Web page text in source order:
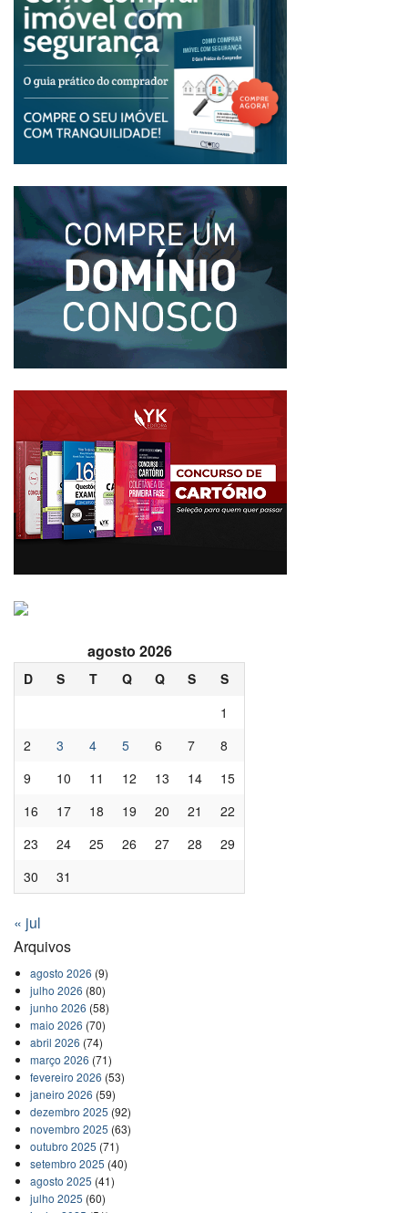
agosto 2026
D S T Q Q S
S
1
2
3 4 5 6 7
8
9
10 11 12 13 14
15
16
17 18 19 20 21
22
23
24 25 26 27 28
29
30
31
« jul
Arquivos
agosto 2026 (9)
julho 2026 (80)
junho 2026 (58)
maio 2026 (70)
abril 2026 (74)
março 2026 (71)
fevereiro 2026 (53)
janeiro 2026 (59)
dezembro 2025 (92)
novembro 2025 (63)
outubro 2025 (71)
setembro 2025 (40)
agosto 2025 (41)
julho 2025 (60)